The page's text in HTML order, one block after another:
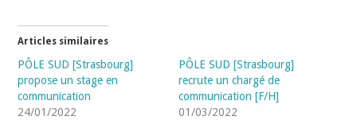
Articles similaires
PÔLE SUD [Strasbourg]
propose un stage en
communication
24/01/2022
PÔLE SUD [Strasbourg]
recrute un chargé de
communication [F/H]
01/03/2022